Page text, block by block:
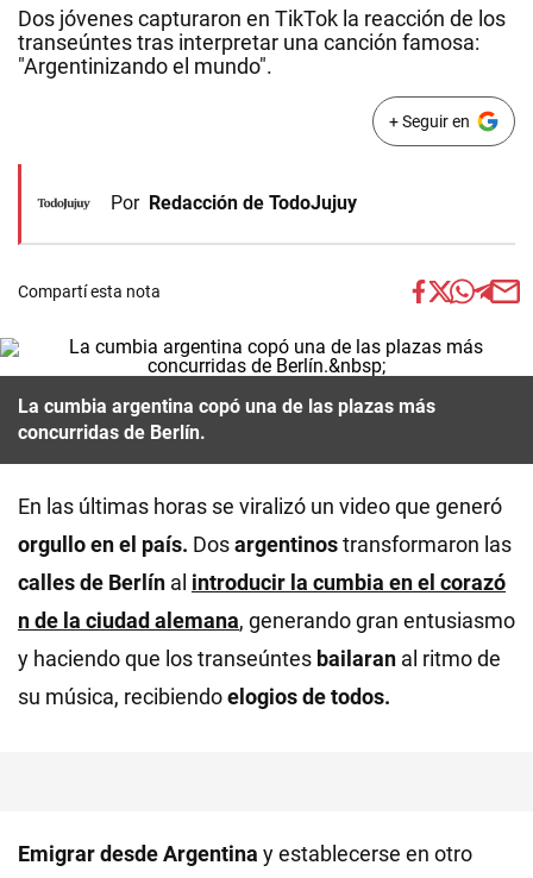
Dos jóvenes capturaron en TikTok la reacción de los
transeúntes tras interpretar una canción famosa:
"Argentinizando el mundo".
+ Seguir en
Por Redacción de TodoJujuy
Compartí esta nota
La cumbia argentina copó una de las plazas más
concurridas de Berlín.
En las últimas horas se viralizó un video que generó
orgullo en el país. Dosargentinostransformaron las
calles de Berlín al introducir la cumbia en el corazó
n de la ciudad alemana, generando gran entusiasmo
y haciendo que los transeúntes bailaran al ritmo de
su música, recibiendoelogios de todos.
Emigrar desde Argentina y establecerse en otro